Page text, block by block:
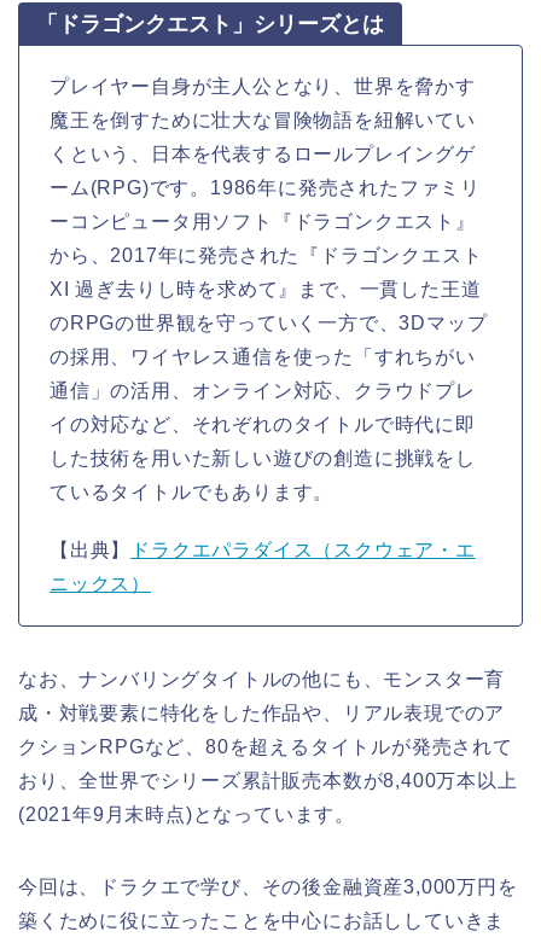
「ドラゴンクエスト」シリーズとは
プレイヤー自身が主人公となり、世界を脅かす
魔王を倒すために壮大な冒険物語を紐解いてい
くという、日本を代表するロールプレイングゲ
ーム(RPG)です。1986年に発売されたファミリ
ーコンピュータ用ソフト『ドラゴンクエスト』
から、2017年に発売された『ドラゴンクエスト
XI 過ぎ去りし時を求めて』まで、一貫した王道
のRPGの世界観を守っていく一方で、3Dマップ
の採用、ワイヤレス通信を使った「すれちがい
通信」の活用、オンライン対応、クラウドプレ
イの対応など、それぞれのタイトルで時代に即
した技術を用いた新しい遊びの創造に挑戦をし
ているタイトルでもあります。
【出典】
ドラクエパラダイス（スクウェア・エ
ニックス）
なお、ナンバリングタイトルの他にも、モンスター育
成・対戦要素に特化をした作品や、リアル表現でのア
クションRPGなど、80を超えるタイトルが発売されて
おり、全世界でシリーズ累計販売本数が8,400万本以上
(2021年9月末時点)となっています。
今回は、ドラクエで学び、その後金融資産3,000万円を
築くために役に立ったことを中心にお話ししていきま